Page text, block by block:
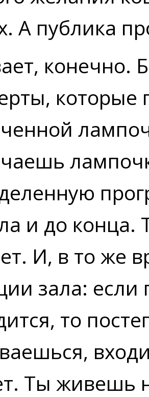
А публика
конечно.
которые
и до конца.
И, в то же
зала: если
то
Ты живешь